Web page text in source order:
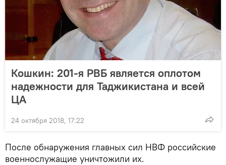
Кошкин: 201-я РВБ является оплотом
надежности для Таджикистана и всей
ЦА
24 октября 2018, 17:22
После обнаружения главных сил НВФ российские
военнослужащие уничтожили их.